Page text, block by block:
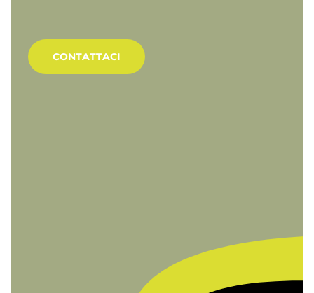
CONTATTACI